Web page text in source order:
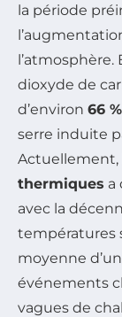
la période
dioxyde de
d’environ 66 %
serre induite
Actuellement,
thermiques a
avec la
températures
moyenne
événements
vagues de